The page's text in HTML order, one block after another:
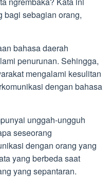
bagi sebagian orang,
bahasa daerah
penurunan. Sehingga,
mengalami kesulitan
dengan bahasa
unggah-ungguh
seseorang
dengan orang yang
yang berbeda saat
yang sepantaran.